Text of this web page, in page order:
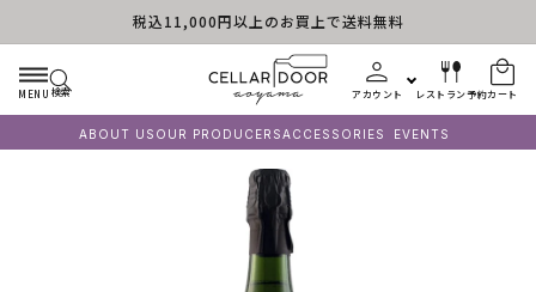
コンテンツに進む税込11,000円以上のお買上で送料無料
MENU 検索 アカウント レストラン予約カート
ABOUT US OUR PRODUCERSACCESSORIES EVENTS